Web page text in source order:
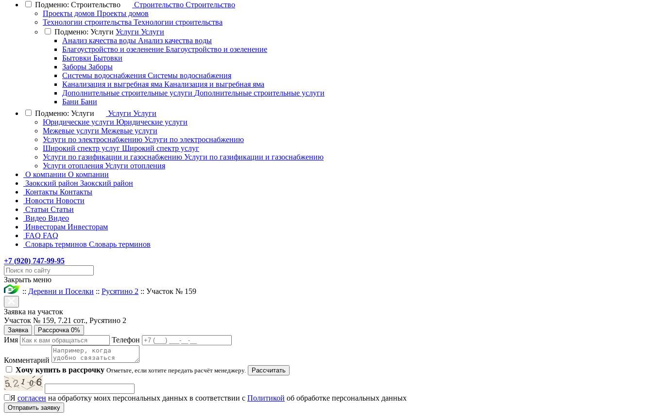
Подменю: Строительство
Строительство Строительство
Проекты домов Проекты домов
Технологии строительства Технологии строительства
Подменю: Услуги Услуги Услуги
Анализ качества воды Анализ качества воды
Благоустройство и озеленение Благоустройство и озеленение
Бытовки Бытовки
Заборы Заборы
Системы водоснабжения Системы водоснабжения
Канализация и выгребная яма Канализация и выгребная яма
Дополнительные строительные услуги Дополнительные строительные услуги
Бани Бани
Подменю: Услуги
Услуги Услуги
Юридические услуги Юридические услуги
Межевые услуги Межевые услуги
Услуги по электроснабжению Услуги по электроснабжению
Широкий спектр услуг Широкий спектр услуг
Услуги по газификации и газоснабжению Услуги по газификации и газоснабжению
Услуги отопления Услуги отопления
О компании О компании
Заокский район Заокский район
Контакты Контакты
Новости Новости
Статьи Статьи
Видео Видео
Инвесторам Инвесторам
FAQ FAQ
Словарь терминов Словарь терминов
+7 (920) 747-99-95
Закрыть меню
:: Деревни и Поселки :: Русятино 2 :: Участок № 159
Заявка на участок
Участок № 159, 7.21 сот., Русятино 2
Заявка Рассрочка 0%
Имя Телефон
Комментарий
Хочу купить в рассрочку Отметьте, если хотите передать расчёт менеджеру. Рассчитать
Я согласен на обработку моих персональных данных в соответствии с Политикой об обработке персональных данных